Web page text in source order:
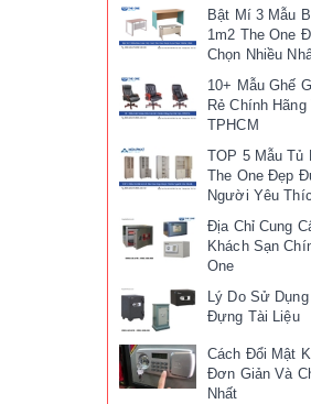
Bật Mí 3 Mẫu
1m2 The One
Chọn Nhiều
10+ Mẫu Ghế
Rẻ Chính
TPHCM
TOP 5 Mẫu Tủ
The One Đẹp
Người Yêu
Địa Chỉ Cung
Khách Sạn
One
Lý Do Sử
Đựng Tài Liệu
Cách Đổi Mật
Đơn Giản Và
Nhất